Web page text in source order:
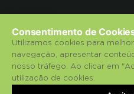
© 2018 Liga para a
Política de
Consentimento de
Utilizamos cookies para
navegação, apresentar
nosso tráfego. Ao clicar em
utilização de cookies.